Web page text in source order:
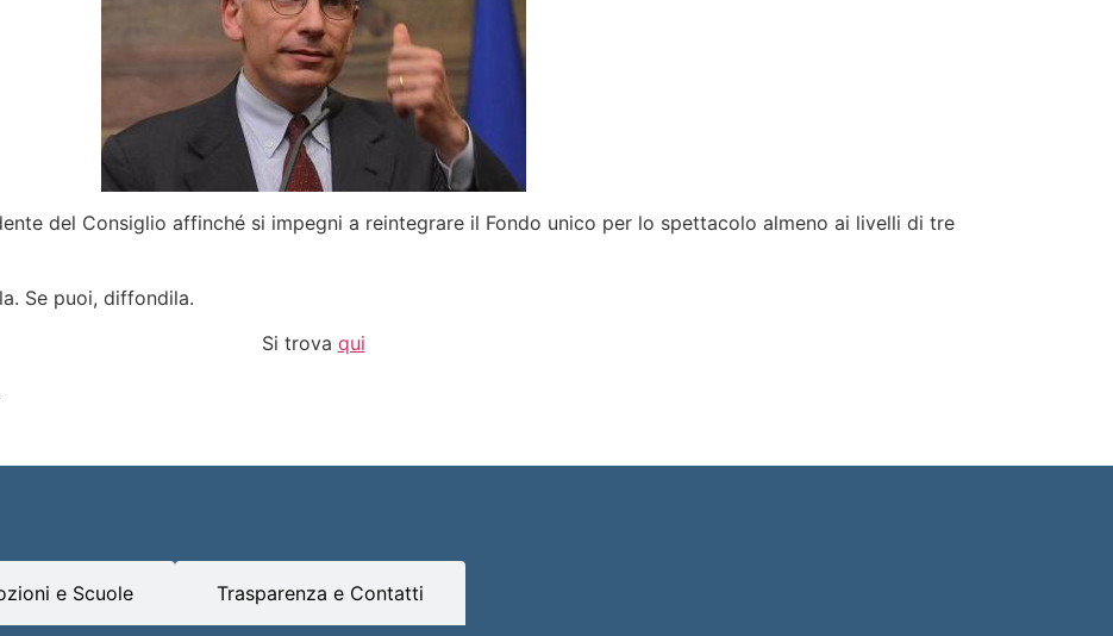
del Consiglio affinché si impegni a reintegrare il Fondo unico per lo spettacolo almeno ai livelli di tre
Se puoi, diffondila.
Si trova qui
e Scuole Trasparenza e Contatti